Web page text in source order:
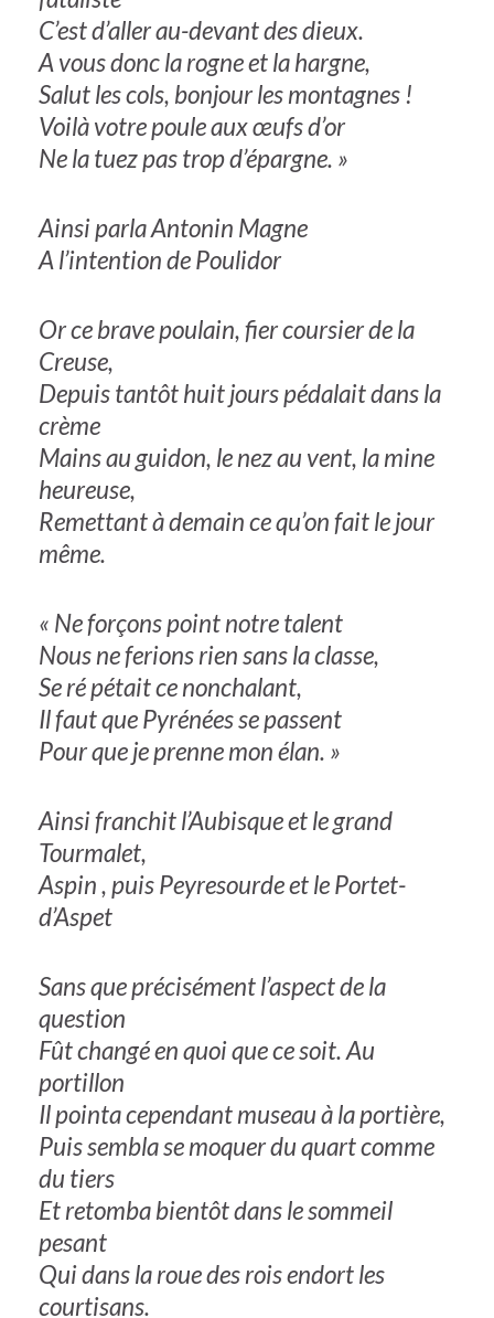
C’est d’aller au-devant des dieux.
A vous donc la rogne et la hargne,
Salut les cols, bonjour les montagnes !
Voilà votre poule aux œufs d’or
Ne la tuez pas trop d’épargne. »
Ainsi parla Antonin Magne
A l’intention de Poulidor
Or ce brave poulain, fier coursier de la
Creuse,
Depuis tantôt huit jours pédalait dans la
crème
Mains au guidon, le nez au vent, la mine
heureuse,
Remettant à demain ce qu’on fait le jour
même.
« Ne forçons point notre talent
Nous ne ferions rien sans la classe,
Se ré pétait ce nonchalant,
Il faut que Pyrénées se passent
Pour que je prenne mon élan. »
Ainsi franchit l’Aubisque et le grand
Tourmalet,
Aspin , puis Peyresourde et le Portet-
d’Aspet
Sans que précisément l’aspect de la
question
Fût changé en quoi que ce soit. Au
portillon
Il pointa cependant museau à la portière,
Puis sembla se moquer du quart comme
du tiers
Et retomba bientôt dans le sommeil
pesant
Qui dans la roue des rois endort les
courtisans.